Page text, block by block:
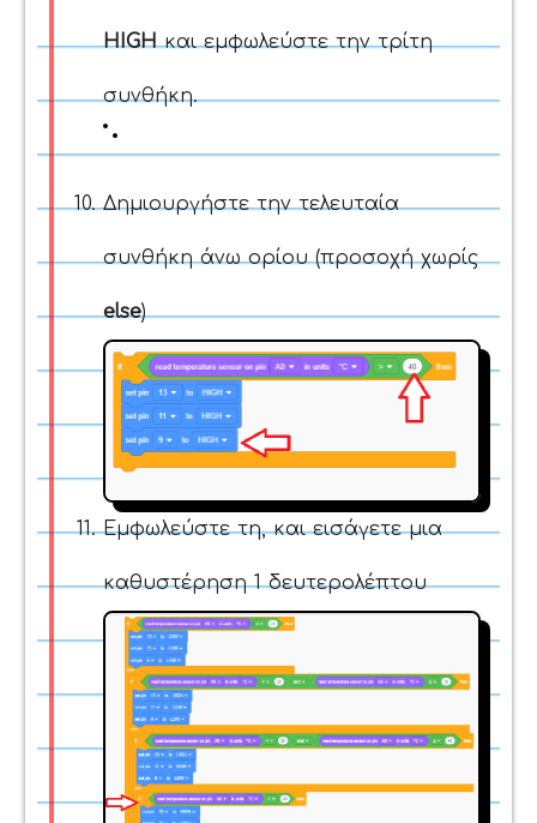
HIGHκαι εμφωλεύστε την τρίτη
συνθήκη.
Δημιουργήστε την τελευταία
συνθήκη άνω ορίου (προσοχή χωρίς
else)
Eμφωλεύστε τη, και εισάγετε μια
καθυστέρηση 1 δευτερολέπτου